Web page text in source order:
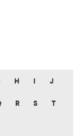
H J
R S T